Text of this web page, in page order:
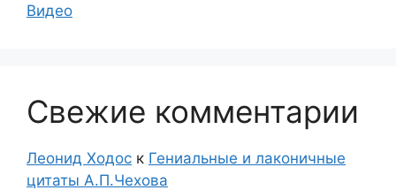
Видео
Свежие комментарии
Леонид Ходос к Гениальные и лаконичные
цитаты А.П.Чехова